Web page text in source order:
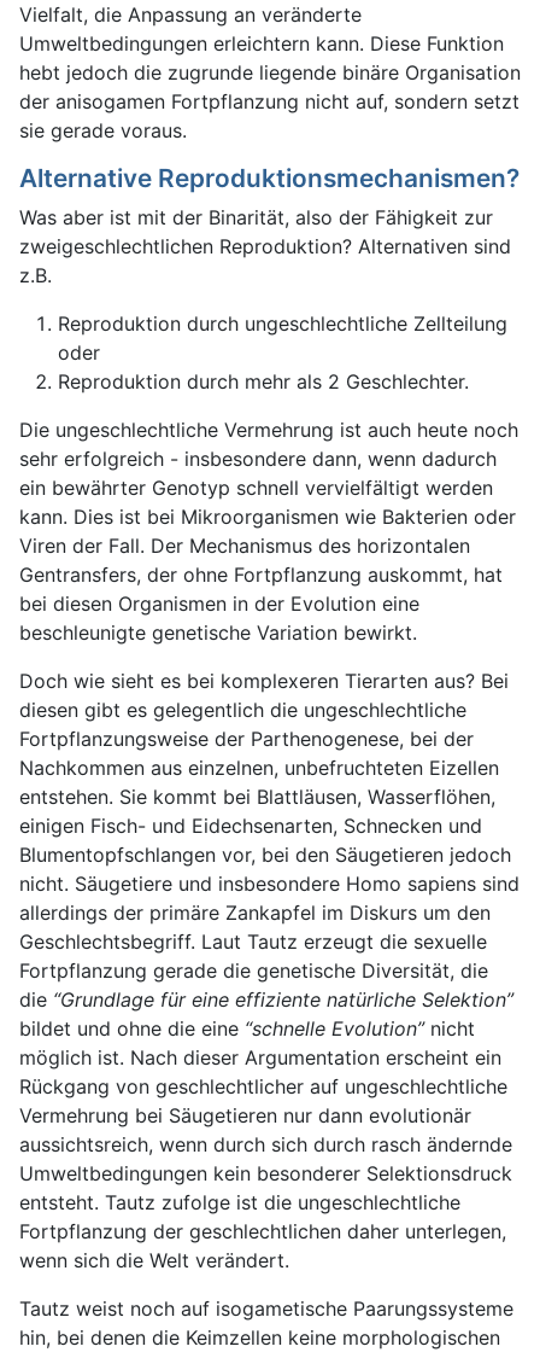
Vielfalt, die Anpassung an veränderte
Umweltbedingungen erleichtern kann. Diese Funktion
hebt jedoch die zugrunde liegende binäre Organisation
der anisogamen Fortpflanzung nicht auf, sondern setzt
sie gerade voraus.
Alternative Reproduktionsmechanismen?
Was aber ist mit der Binarität, also der Fähigkeit zur
zweigeschlechtlichen Reproduktion? Alternativen sind
z.B.
Reproduktion durch ungeschlechtliche Zellteilung
oder
Reproduktion durch mehr als 2 Geschlechter.
Die ungeschlechtliche Vermehrung ist auch heute noch
sehr erfolgreich - insbesondere dann, wenn dadurch
ein bewährter Genotyp schnell vervielfältigt werden
kann. Dies ist bei Mikroorganismen wie Bakterien oder
Viren der Fall. Der Mechanismus des horizontalen
Gentransfers, der ohne Fortpflanzung auskommt, hat
bei diesen Organismen in der Evolution eine
beschleunigte genetische Variation bewirkt.
Doch wie sieht es bei komplexeren Tierarten aus? Bei
diesen gibt es gelegentlich die ungeschlechtliche
Fortpflanzungsweise der Parthenogenese, bei der
Nachkommen aus einzelnen, unbefruchteten Eizellen
entstehen. Sie kommt bei Blattläusen, Wasserflöhen,
einigen Fisch- und Eidechsenarten, Schnecken und
Blumentopfschlangen vor, bei den Säugetieren jedoch
nicht. Säugetiere und insbesondere Homo sapiens sind
allerdings der primäre Zankapfel im Diskurs um den
Geschlechtsbegriff. Laut Tautz erzeugt die sexuelle
Fortpflanzung gerade die genetische Diversität, die
die “Grundlage für eine effiziente natürliche Selektion”
bildet und ohne die eine “schnelle Evolution”nicht
möglich ist. Nach dieser Argumentation erscheint ein
Rückgang von geschlechtlicher auf ungeschlechtliche
Vermehrung bei Säugetieren nur dann evolutionär
aussichtsreich, wenn durch sich durch rasch ändernde
Umweltbedingungen kein besonderer Selektionsdruck
entsteht. Tautz zufolge ist die ungeschlechtliche
Fortpflanzung der geschlechtlichen daher unterlegen,
wenn sich die Welt verändert.
Tautz weist noch auf isogametische Paarungssysteme
hin, bei denen die Keimzellen keine morphologischen